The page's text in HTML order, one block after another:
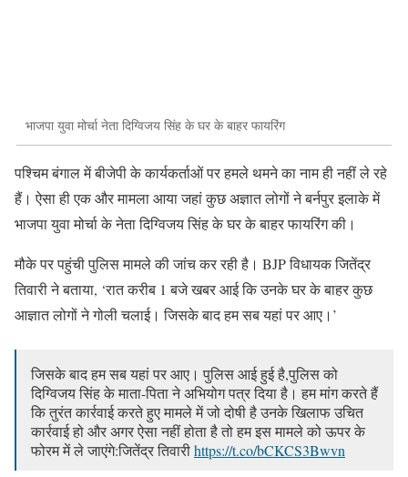
भाजपा युवा मोर्चा नेता दिग्विजय सिंह के घर के बाहर फायरिंग
पश्चिम बंगाल में बीजेपी के कार्यकर्ताओं पर हमले थमने का नाम ही नहीं ले रहे
हैं। ऐसा ही एक और मामला आया जहां कुछ अज्ञात लोगों ने बर्नपुर इलाके में
भाजपा युवा मोर्चा के नेता दिग्विजय सिंह के घर के बाहर फायरिंग की।
मौके पर पहुंची पुलिस मामले की जांच कर रही है। BJP विधायक जितेंद्र
तिवारी ने बताया, ‘रात करीब 1 बजे खबर आई कि उनके घर के बाहर कुछ
आज्ञात लोगों ने गोली चलाई। जिसके बाद हम सब यहां पर आए।’
जिसके बाद हम सब यहां पर आए। पुलिस आई हुई है,पुलिस को
दिग्विजय सिंह के माता-पिता ने अभियोग पत्र दिया है। हम मांग करते हैं
कि तुरंत कार्रवाई करते हुए मामले में जो दोषी है उनके खिलाफ उचित
कार्रवाई हो और अगर ऐसा नहीं होता है तो हम इस मामले को ऊपर के
फोरम में ले जाएंगे:जितेंद्र तिवारीhttps://t.co/bCKCS3Bwvn